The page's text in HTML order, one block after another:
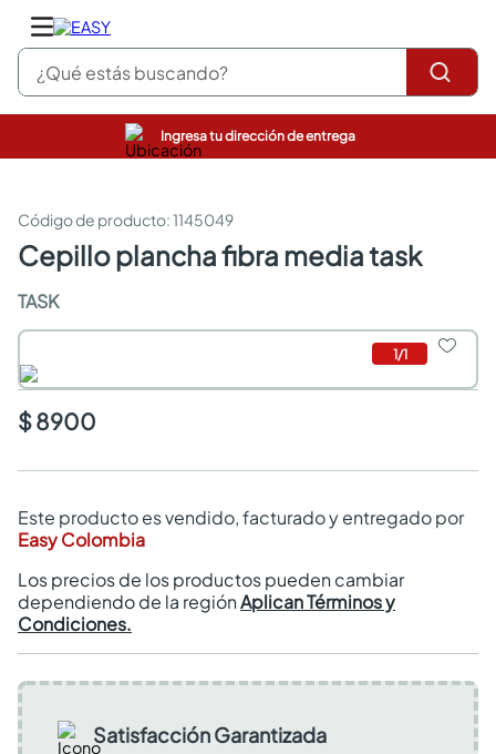
¿Qué estás buscando?
Ingresa tu dirección de entrega
:1145049
cepillo plancha fibra media task
TASK
1/1
$ 8900
Este producto es vendido, facturado y entregado por
Easy Colombia
Los precios de los productos pueden cambiar
dependiendo de la regiónAplican Términos y
Condiciones.
Satisfacción Garantizada
pinturas
sanitarios
comedor
pisos
armarios closet
comedores
neveras